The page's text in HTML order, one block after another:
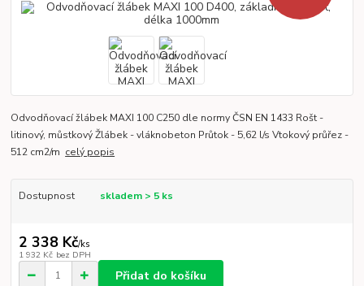
Odvodňovací žlábek MAXI 100 C250 dle normy ČSN EN 1433 Rošt -
litinový, můstkový Žlábek - vláknobeton Průtok - 5,62 l/s Vtokový průřez -
512 cm2/m celý popis
Dostupnost skladem > 5 ks
2 338 Kč/ks
1 932 Kč bez DPH
Přidat do košíku